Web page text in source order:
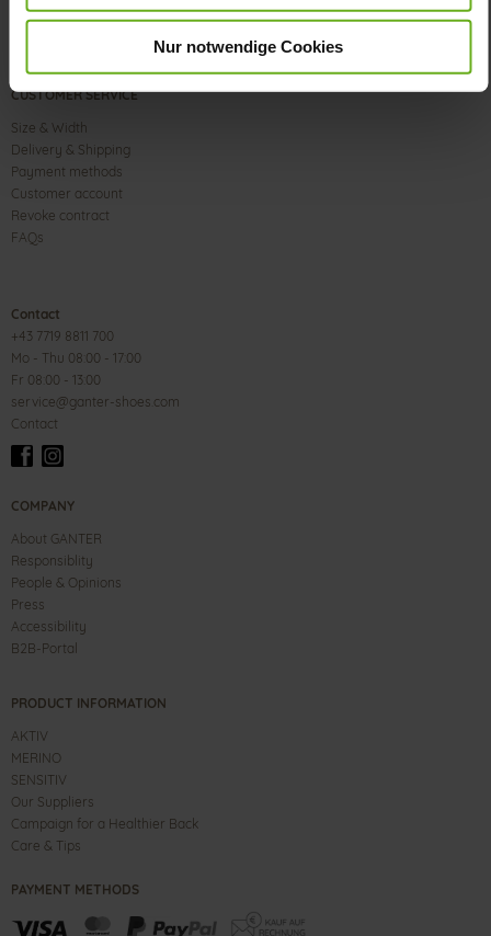
Nur notwendige Cookies
CUSTOMER SERVICE
Size & Width
Delivery & Shipping
Payment methods
Customer account
Revoke contract
FAQs
Contact
+43 7719 8811 700
Mo - Thu 08:00 - 17:00
Fr 08:00 - 13:00
service@ganter-shoes.com
Contact
COMPANY
About GANTER
Responsiblity
People & Opinions
Press
Accessibility
B2B-Portal
PRODUCT INFORMATION
AKTIV
MERINO
SENSITIV
Our Suppliers
Campaign for a Healthier Back
Care & Tips
PAYMENT METHODS